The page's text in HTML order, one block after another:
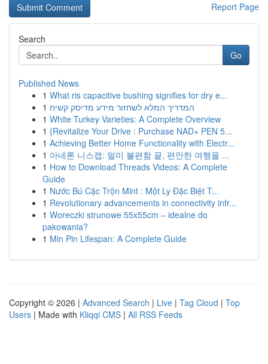
Report Page
Search
Go
Published News
1 What ris capacitive bushing signifies for dry e...
1 המדריך המלא לשחזור מידע מדיסק קשיח
1 White Turkey Varieties: A Complete Overview
1 {Revitalize Your Drive : Purchase NAD+ PEN 5...
1 Achieving Better Home Functionality with Electr...
1 아네론 니스캡: 멀미 불편함 끝, 편안한 여행을 ...
1 How to Download Threads Videos: A Complete
Guide
1 Nước Bú Cặc Trộn Mint : Một Ly Đặc Biệt T...
1 Revolutionary advancements in connectivity infr...
1 Woreczki strunowe 55x55cm – idealne do
pakowania?
1 Min Pin Lifespan: A Complete Guide
Copyright © 2026 | Advanced Search | Live | Tag Cloud | Top
Users | Made with Kliqqi CMS | All RSS Feeds